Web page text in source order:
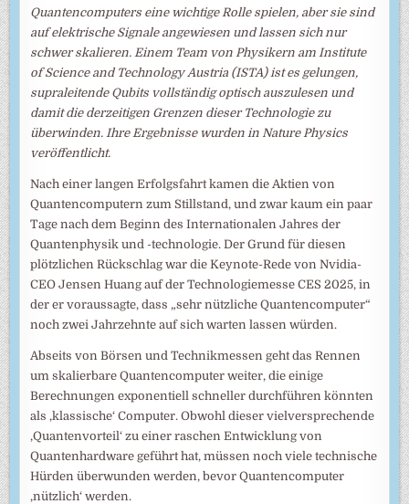
Quantencomputers eine wichtige Rolle spielen, aber sie sind
auf elektrische Signale angewiesen und lassen sich nur
schwer skalieren. Einem Team von Physikern am Institute
of Science and Technology Austria (ISTA) ist es gelungen,
supraleitende Qubits vollständig optisch auszulesen und
damit die derzeitigen Grenzen dieser Technologie zu
überwinden. Ihre Ergebnisse wurden in Nature Physics
veröffentlicht.
Nach einer langen Erfolgsfahrt kamen die Aktien von
Quantencomputern zum Stillstand, und zwar kaum ein paar
Tage nach dem Beginn des Internationalen Jahres der
Quantenphysik und -technologie. Der Grund für diesen
plötzlichen Rückschlag war die Keynote-Rede von Nvidia-
CEO Jensen Huang auf der Technologiemesse CES 2025, in
der er voraussagte, dass „sehr nützliche Quantencomputer“
noch zwei Jahrzehnte auf sich warten lassen würden.
Abseits von Börsen und Technikmessen geht das Rennen
um skalierbare Quantencomputer weiter, die einige
Berechnungen exponentiell schneller durchführen könnten
als ‚klassische‘ Computer. Obwohl dieser vielversprechende
‚Quantenvorteil‘ zu einer raschen Entwicklung von
Quantenhardware geführt hat, müssen noch viele technische
Hürden überwunden werden, bevor Quantencomputer
‚nützlich‘ werden.